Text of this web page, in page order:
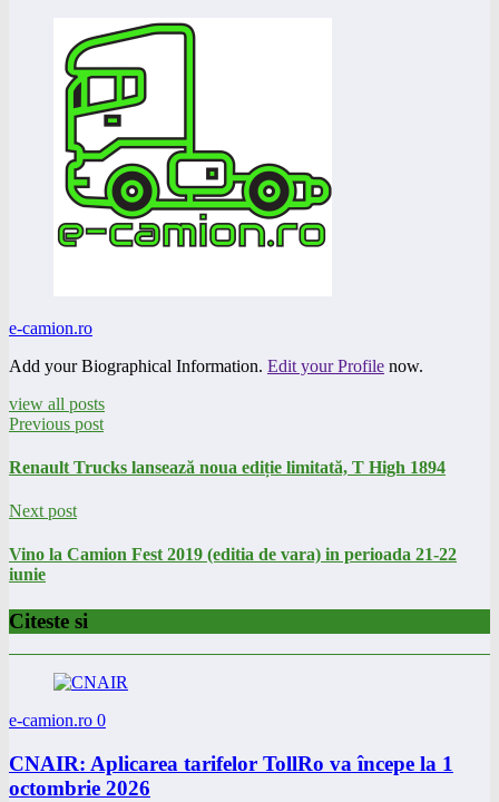
e-camion.ro
Add your Biographical Information. Edit your Profile now.
view all posts
Previous post
Renault Trucks lansează noua ediție limitată, T High 1894
Next post
Vino la Camion Fest 2019 (editia de vara) in perioada 21-22
iunie
Citeste si
e-camion.ro 0
CNAIR: Aplicarea tarifelor TollRo va începe la 1
octombrie 2026